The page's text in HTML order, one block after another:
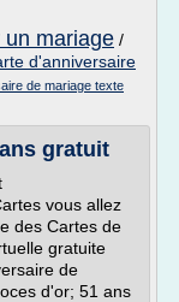
mariage /
d'anniversaire
de mariage texte
gratuit
vous allez
des Cartes de
gratuite
de
d'or; 51 ans